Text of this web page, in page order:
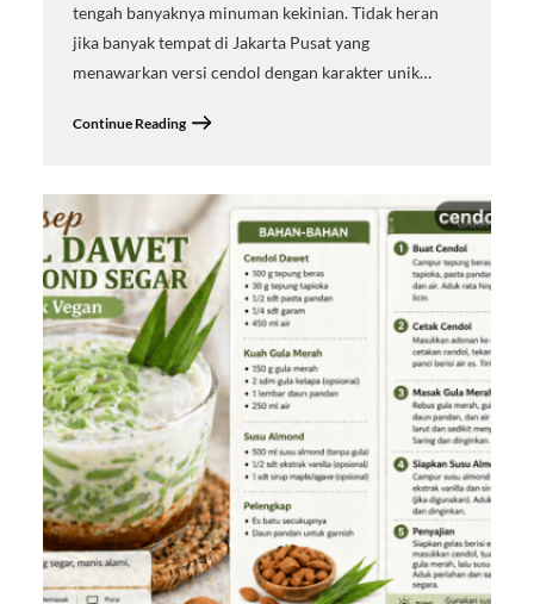
tengah banyaknya minuman kekinian. Tidak heran
jika banyak tempat di Jakarta Pusat yang
menawarkan versi cendol dengan karakter unik…
Continue Reading